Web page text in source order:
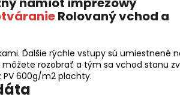
Rolovaný vchod a
Ďalšie rýchle vstupy sú umiestnené
môžete rozobrať a tým sa vchod stanu
PV 600g/m2 plachty.